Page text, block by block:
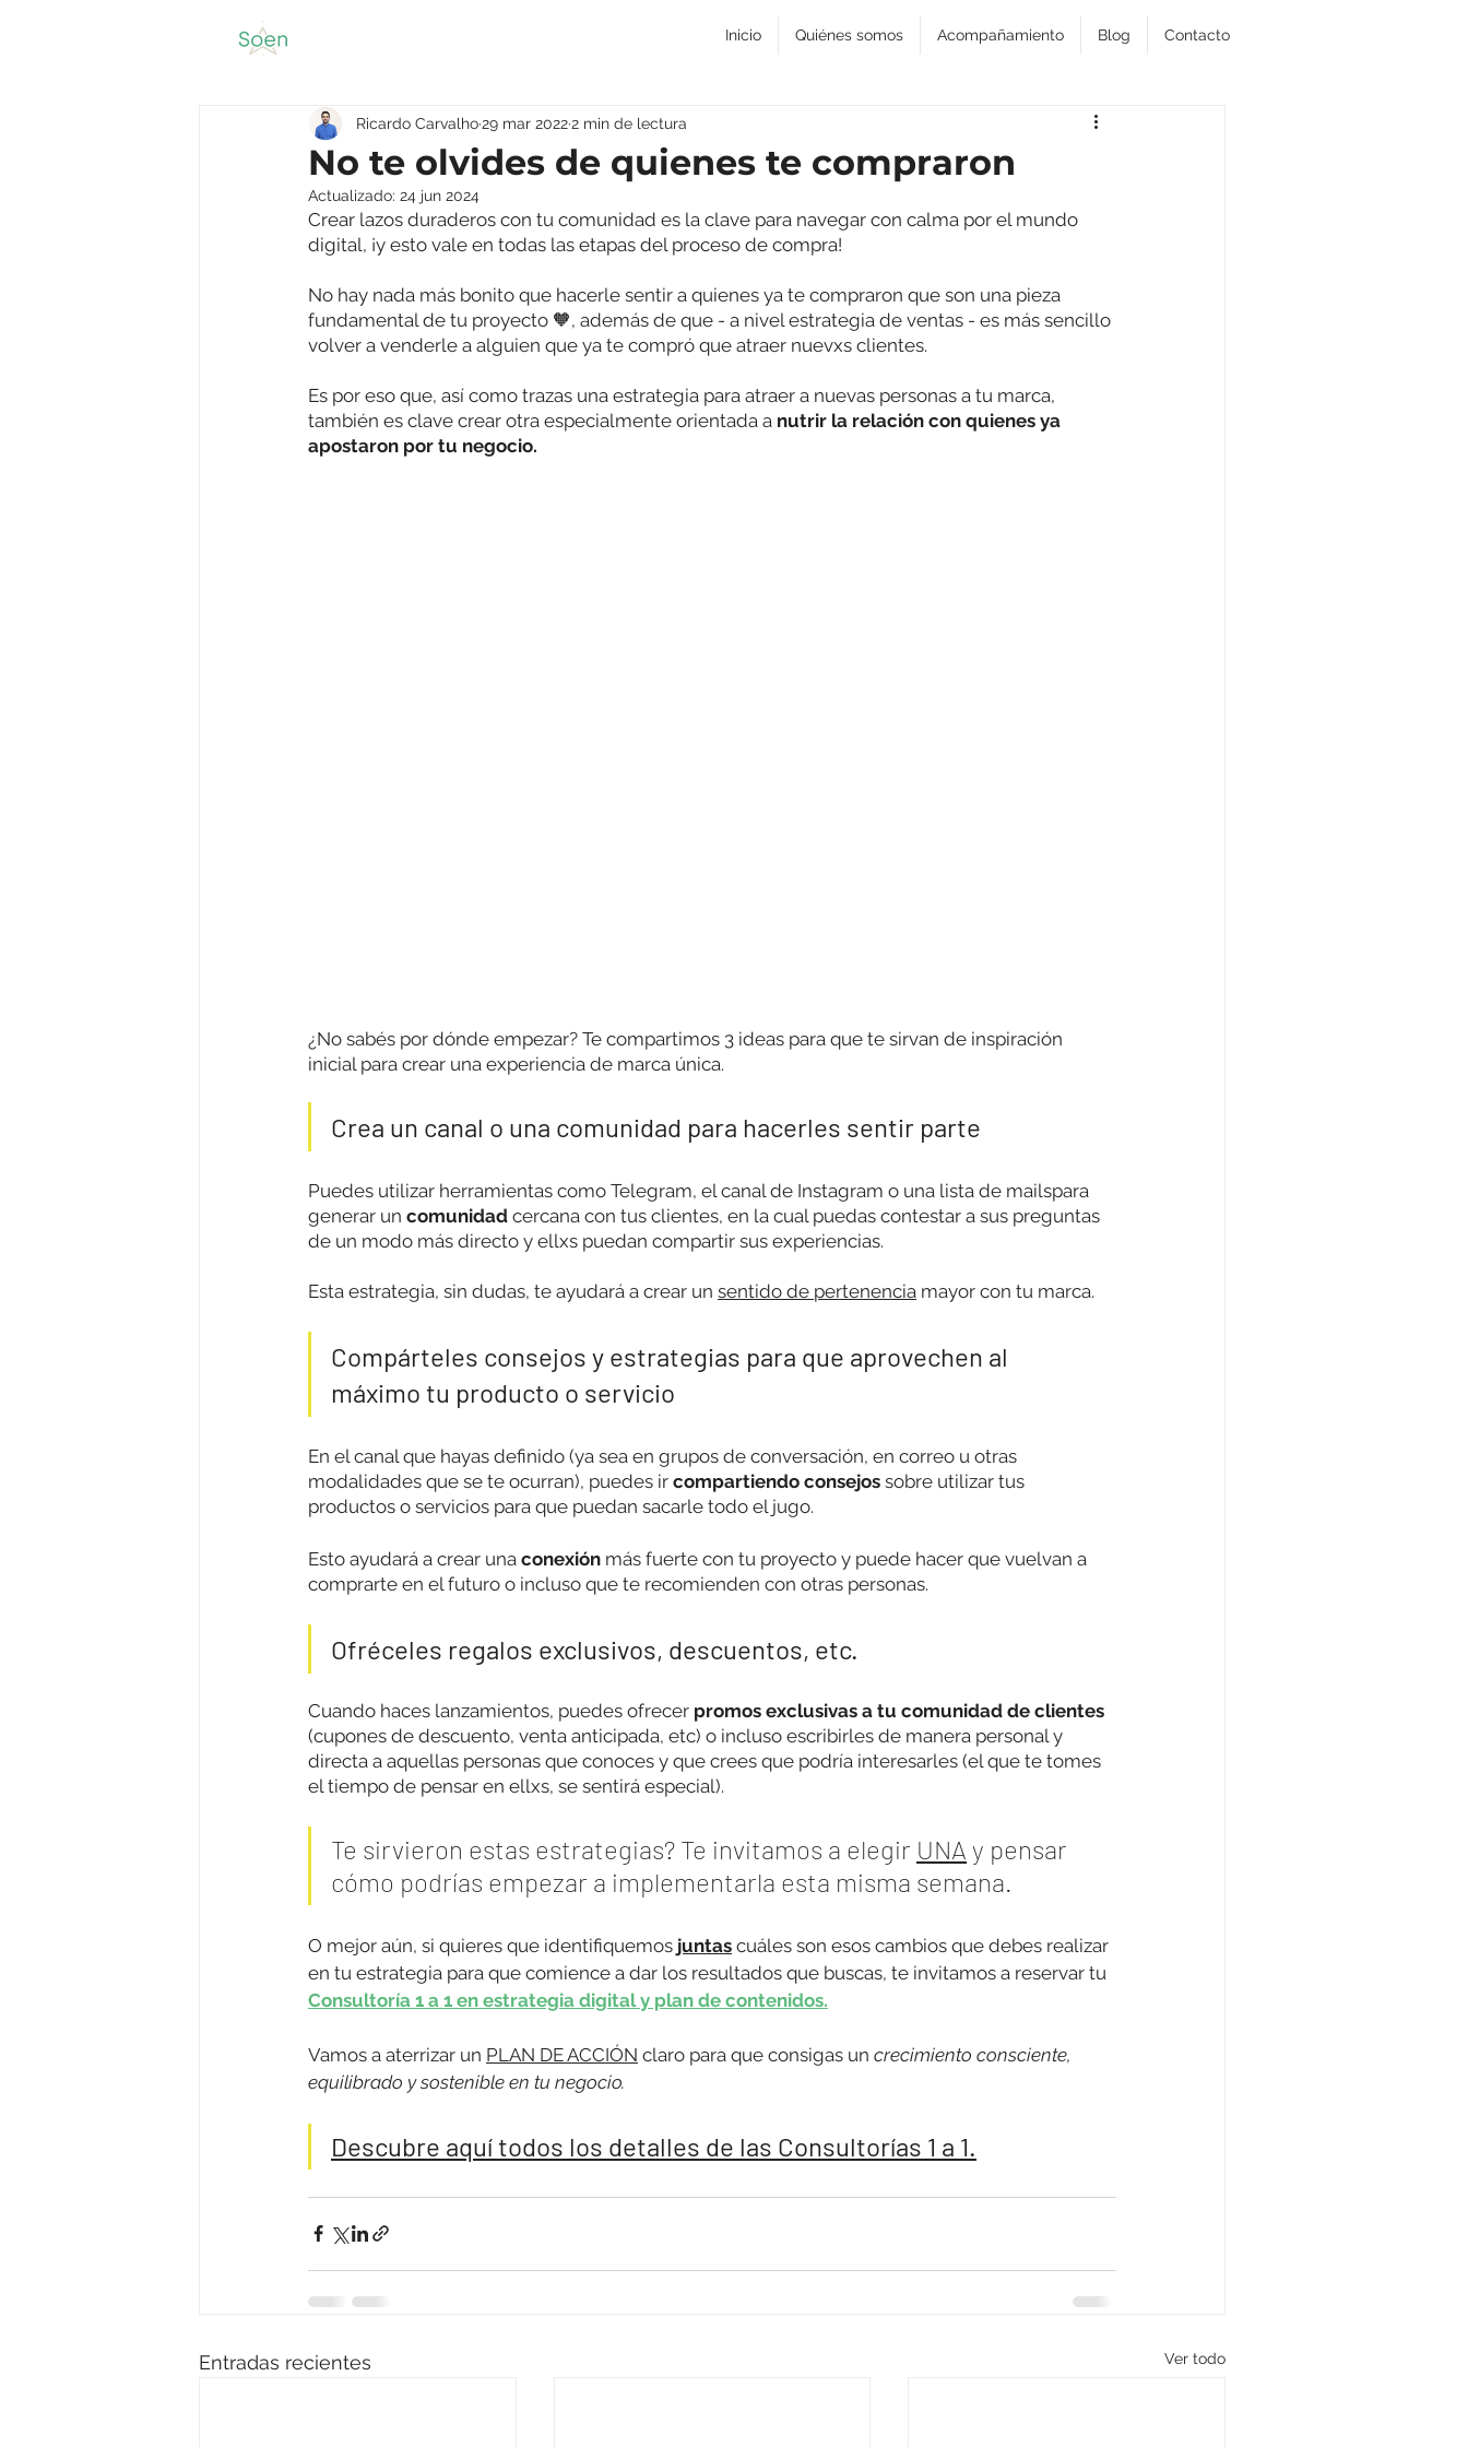
Inicio Quiénes somos Acompañamiento Blog Contacto
No te olvides de quienes te compraron
Ricardo Carvalho29 mar 20222 min de lectura
Actualizado: 24 jun 2024
Crear lazos duraderos con tu comunidad es la clave para navegar con calma por el mundo
digital, ¡y esto vale en todas las etapas del proceso de compra!
No hay nada más bonito que hacerle sentir a quienes ya te compraron que son una pieza
fundamental de tu proyecto 🧡, además de que - a nivel estrategia de ventas - es más sencillo
volver a venderle a alguien que ya te compró que atraer nuevxs clientes.
Es por eso que, así como trazas una estrategia para atraer a nuevas personas a tu marca,
también es clave crear otra especialmente orientada a nutrir la relación con quienes ya
apostaron por tu negocio.
¿No sabés por dónde empezar? Te compartimos 3 ideas para que te sirvan de inspiración
inicial para crear una experiencia de marca única.
Crea un canal o una comunidad para hacerles sentir parte
Puedes utilizar herramientas como Telegram, el canal de Instagram o una lista de mailspara
generar un comunidad cercana con tus clientes, en la cual puedas contestar a sus preguntas
de un modo más directo y ellxs puedan compartir sus experiencias.
Esta estrategia, sin dudas, te ayudará a crear un sentido de pertenencia mayor con tu marca.
Compárteles consejos y estrategias para que aprovechen al
máximo tu producto o servicio
En el canal que hayas definido (ya sea en grupos de conversación, en correo u otras
modalidades que se te ocurran), puedes ir compartiendo consejos sobre utilizar tus
productos o servicios para que puedan sacarle todo el jugo.
Esto ayudará a crear una conexión más fuerte con tu proyecto y puede hacer que vuelvan a
comprarte en el futuro o incluso que te recomienden con otras personas.
Ofréceles regalos exclusivos, descuentos, etc.
Cuando haces lanzamientos, puedes ofrecer promos exclusivas a tu comunidad de clientes
(cupones de descuento, venta anticipada, etc) o incluso escribirles de manera personal y
directa a aquellas personas que conoces y que crees que podría interesarles (el que te tomes
el tiempo de pensar en ellxs, se sentirá especial).
Te sirvieron estas estrategias? Te invitamos a elegir UNA y pensar
cómo podrías empezar a implementarla esta misma semana.
O mejor aún, si quieres que identifiquemos juntas cuáles son esos cambios que debes realizar
en tu estrategia para que comience a dar los resultados que buscas, te invitamos a reservar tu
Consultoría 1 a 1 en estrategia digital y plan de contenidos.
Vamos a aterrizar un PLAN DE ACCIÓN claro para que consigas un crecimiento consciente,
equilibrado y sostenible en tu negocio.
Descubre aquí todos los detalles de las Consultorías 1 a 1.
Entradas recientes Ver todo